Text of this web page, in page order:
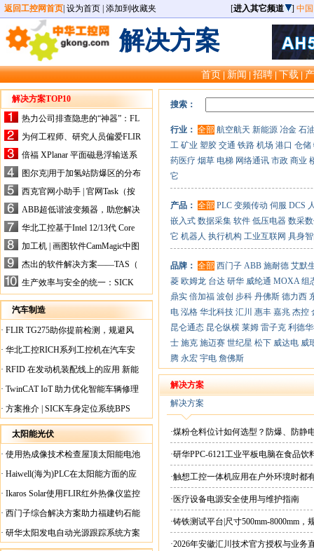
返回工控网首页 设为首页 添加到收藏夹 [进入其它频道 ] 中
解决方案
首页|新闻|招聘|下载|
解决方案TOP10
热力公司排查隐患的“神器”：FL
IR手持式热像仪，高效精准！
为何工程师、研究人员偏爱FLIR
X-HS系列热像仪？精准高效是
关键
倍福 XPlanar 平面磁悬浮输送系
统的创新应用
图尔克|用于加氢站防爆区的分布
式I/O解决方案
西克官网小助手 | 官网Task（按
任务选型）更新预告
ABB超低谐波变频器，助您解决
电气设备运行难题！
华北工控基于Intel 12/13代 Core
的ATX-6159嵌入式主板，推进
机器人市场
加工机 | 画图软件CamMagic中图
层整合的问题
杰出的软件解决方案——TAS（
Turck Automation Suite）
生产效率与安全的统一：SICK
关于机器人技术传感器解决方案
的采访
汽车制造
· FLIR TG275助你提前检测，规避风
险！
· 华北工控RICH系列工控机在汽车安
全检测行业中的应用
· RFID 在发动机装配线上的应用 新能
源汽车爆炸频发？
· TwinCAT IoT 助力优化智能车辆修理
· 方案推介 | SICK车身定位系统BPS
太阳能光伏
· 使用热成像技术检查屋顶太阳能电池
板
· Haiwell(海为)PLC在太阳能方面的应
用
· Ikaros Solar使用FLIR红外热像仪监控
已装太阳能电池板
· 西门子综合解决方案助力福建钧石能
源飞速发展
· 研华太阳发电自动光源跟踪系统方案
搜索：
行业： 全部 航空航天 新能源 冶金 石
工 矿业 塑胶 交通 铁路 机场 港口 仓储
药医疗 烟草 电梯 网络通讯 市政 商业
它
产品： 全部 PLC 变频传动 伺服 DCS
嵌入式 数据采集 软件 低压电器 数采
它 机器人 执行机构 工业互联网 具身
品牌： 全部 西门子 ABB 施耐德 艾默
菱 欧姆龙 台达 研华 威纶通 MOXA 组
鼎实 倍加福 波创 步科 丹佛斯 德力西
电 泓格 华北科技 汇川 惠丰 嘉兆 杰控
昆仑通态 昆仑纵横 莱姆 雷子克 利德
士 施克 施迈赛 世纪星 松下 威达电 威
腾 永宏 宇电 詹佛斯
解决方案
解决方案
·煤粉仓料位计如何选型？防爆、防静
·研华PPC-6121工业平板电脑在食品
·触想工控一体机应用在户外环境时都
·医疗设备电源安全使用与维护指南
·铸铁测试平台|尺寸500mm-8000mm，
·2026年安徽汇川技术官方授权与业务